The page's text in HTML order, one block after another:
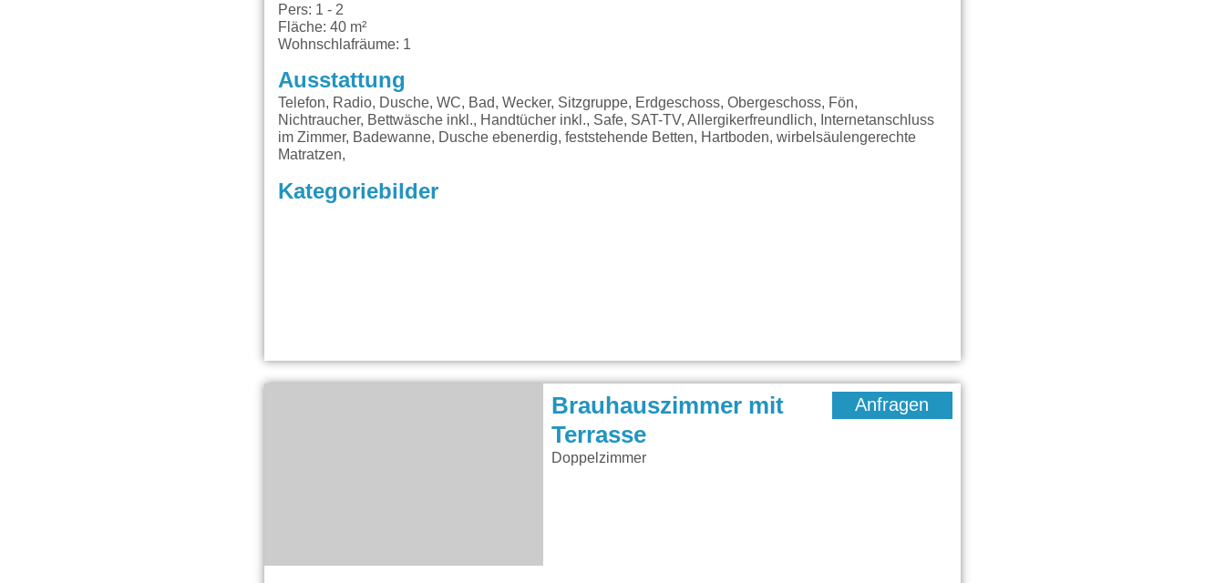
Pers: 1 - 2
Fläche: 40 m²
Wohnschlafräume: 1
Ausstattung
Telefon, Radio, Dusche, WC, Bad, Wecker, Sitzgruppe, Erdgeschoss, Obergeschoss, Fön,
Nichtraucher, Bettwäsche inkl., Handtücher inkl., Safe, SAT-TV, Allergikerfreundlich, Internetanschluss
im Zimmer, Badewanne, Dusche ebenerdig, feststehende Betten, Hartboden, wirbelsäulengerechte
Matratzen,
Kategoriebilder
Brauhauszimmer mit
Terrasse
Doppelzimmer
Anfragen